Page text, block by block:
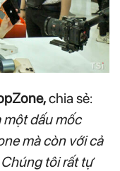
chia sẻ:
một dấu mốc
mà còn với cả
tôi rất tự